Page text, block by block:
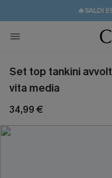
🔥SALDI
💌REGALO
Set top tankini
vita media
34,99 €